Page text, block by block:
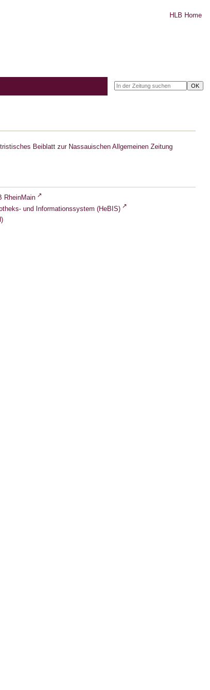
HLB Home
Beiblatt zur Nassauischen Allgemeinen Zeitung
RheinMain
und Informationssystem (HeBIS)